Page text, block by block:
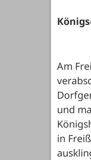
Am
und
in